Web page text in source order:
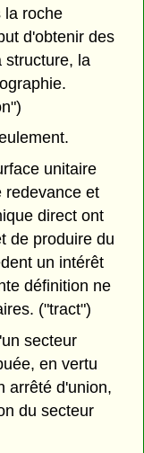
la roche
d'obtenir des
structure, la
unitaire
redevance et
direct ont
de produire du
un intérêt
définition ne
("tract")
secteur
en vertu
arrêté d'union,
du secteur